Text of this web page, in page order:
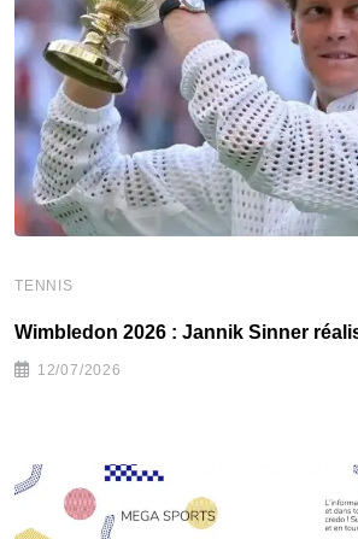
TENNIS
Wimbledon 2026 : Jannik Sinner
12/07/2026